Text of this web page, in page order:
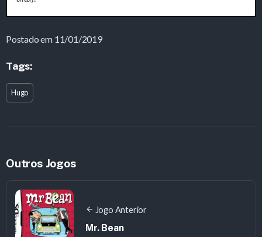
Postado em 11/01/2019
Tags:
Hugo
Outros Jogos
Jogo Anterior
Mr. Bean